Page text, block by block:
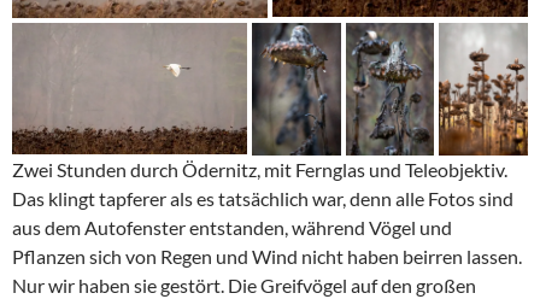
Zwei Stunden durch Ödernitz, mit Fernglas und Teleobjektiv.
Das klingt tapferer als es tatsächlich war, denn alle Fotos sind
aus dem Autofenster entstanden, während Vögel und
Pflanzen sich von Regen und Wind nicht haben beirren lassen.
Nur wir haben sie gestört. Die Greifvögel auf den großen